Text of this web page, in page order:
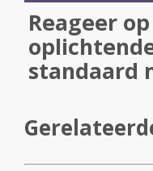
Reageer
standaard